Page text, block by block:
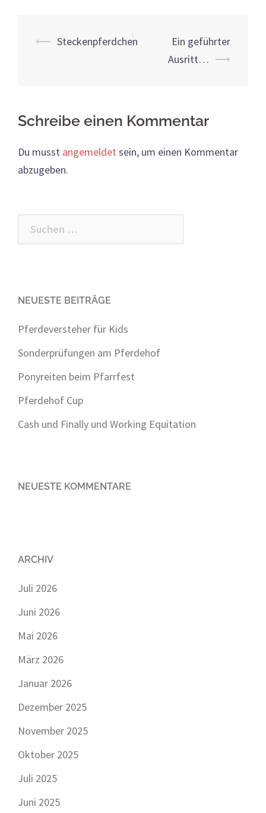
Beitrags-
⟵ Steckenpferdchen
Ein geführter
Ausritt… ⟶
Schreibe einen Kommentar
Du musst angemeldet sein, um einen Kommentar
abzugeben.
Suchen
nach:
NEUESTE BEITRÄGE
Pferdeversteher für Kids
Sonderprüfungen am Pferdehof
Ponyreiten beim Pfarrfest
Pferdehof Cup
Cash und Finally und Working Equitation
NEUESTE KOMMENTARE
ARCHIV
Juli 2026
Juni 2026
Mai 2026
März 2026
Januar 2026
Dezember 2025
November 2025
Oktober 2025
Juli 2025
Juni 2025